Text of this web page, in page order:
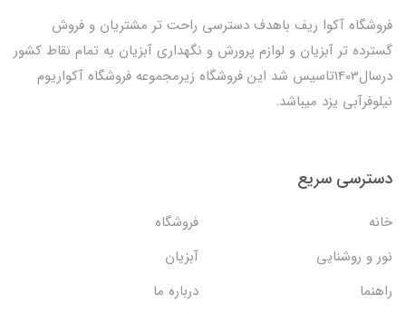
فروشگاه آکوا ریف باهدف دسترسی راحت تر مشتریان و فروش
گسترده تر آبزیان و لوازم پرورش و نگهداری آبزیان به تمام نقاط کشور
درسال1403تاسیس شد این فروشگاه زیرمجموعه فروشگاه آکواریوم
نیلوفرآبی یزد میباشد.
دسترسی سریع
خانه
فروشگاه
نور و روشنایی
آبزیان
راهنما
درباره ما